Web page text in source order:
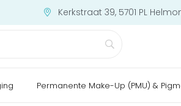
Kerkstraat 39, 5701 PL
Permanente Make-Up (PMU) &